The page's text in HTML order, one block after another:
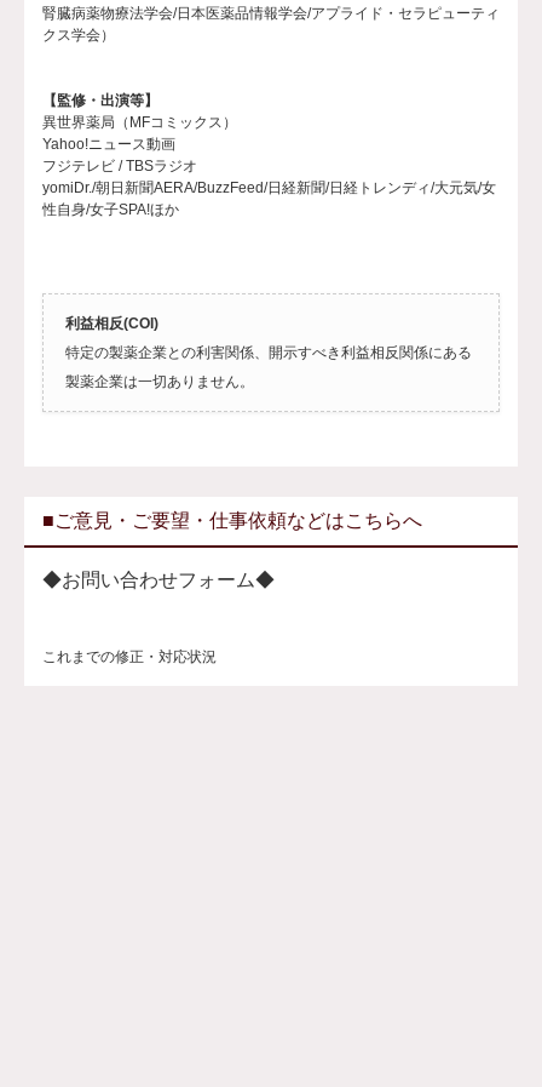
腎臓病薬物療法学会/日本医薬品情報学会/アプライド・セラピューティ
クス学会）
【監修・出演等】
異世界薬局（MFコミックス）
Yahoo!ニュース動画
フジテレビ / TBSラジオ
yomiDr./朝日新聞AERA/BuzzFeed/日経新聞/日経トレンディ/大元気/女
性自身/女子SPA!ほか
利益相反(COI)
特定の製薬企業との利害関係、開示すべき利益相反関係にある
製薬企業は一切ありません。
■ご意見・ご要望・仕事依頼などはこちらへ
◆お問い合わせフォーム◆
これまでの修正・対応状況